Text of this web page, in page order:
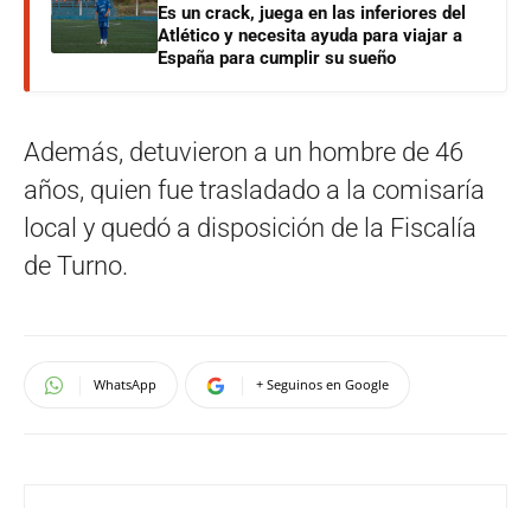
Es un crack, juega en las inferiores del
Atlético y necesita ayuda para viajar a
España para cumplir su sueño
Además, detuvieron a un hombre de 46
años, quien fue trasladado a la comisaría
local y quedó a disposición de la Fiscalía
de Turno.
WhatsApp + Seguinos en Google